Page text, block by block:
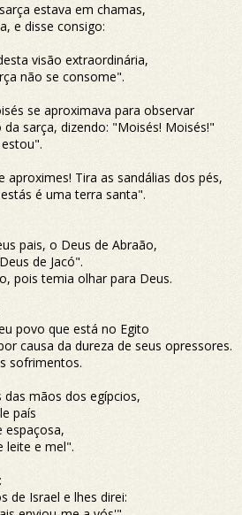
estava em chamas,
e disse consigo:
visão extraordinária,
não se consome".
se aproximava para observar
sarça, dizendo: "Moisés! Moisés!"
aproximes! Tira as sandálias dos pés,
é uma terra santa".
pais, o Deus de Abraão,
de Jacó".
pois temia olhar para Deus.
povo que está no Egito
causa da dureza de seus opressores.
sofrimentos.
das mãos dos egípcios,
país
espaçosa,
leite e mel".
de Israel e lhes direi: